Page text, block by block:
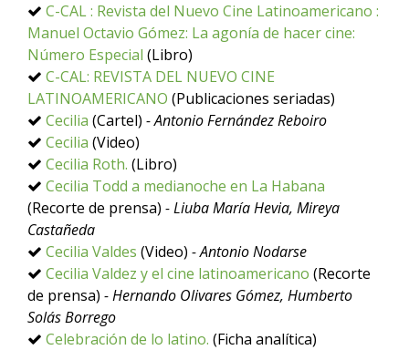
C-CAL : Revista del Nuevo Cine Latinoamericano :
Manuel Octavio Gómez: La agonía de hacer cine:
Número Especial (Libro)
C-CAL: REVISTA DEL NUEVO CINE
LATINOAMERICANO (Publicaciones seriadas)
Cecilia (Cartel) - Antonio Fernández Reboiro
Cecilia (Video)
Cecilia Roth. (Libro)
Cecilia Todd a medianoche en La Habana
(Recorte de prensa) - Liuba María Hevia, Mireya
Castañeda
Cecilia Valdes (Video) - Antonio Nodarse
Cecilia Valdez y el cine latinoamericano (Recorte
de prensa) - Hernando Olivares Gómez, Humberto
Solás Borrego
Celebración de lo latino. (Ficha analítica)